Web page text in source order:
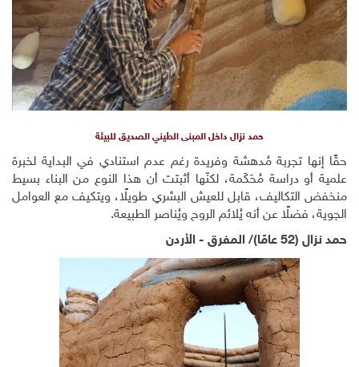
حمد نزال داخل المبنى الطيني الصديق للبيئة
حقًا إنها تجربة مُدهشة وفريدة رغم عدم استنادي في البداية لخبرة
علمية أو دراسة مُحَكَمة، لكنّها أثبتت أن هذا النوع من البناء بسيط
منخفض التكاليف، قابل للعيش البشري طويلًا، ويتكيف مع العوامل
الجوية، فضلًا عن أنه يُلائم الروح ويُناصر الطبيعة.
حمد نزال (52 عامًا)/ المفرق - الأردن